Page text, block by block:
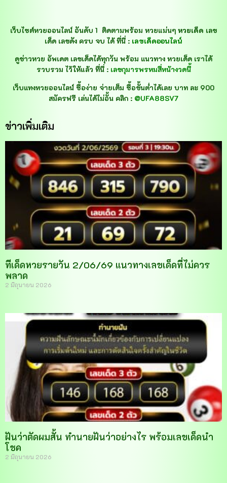
เว็บไซต์หวยออนไลน์ อันดับ 1 ติดตามพร้อม หวยแม่นๆ หวยเด็ด เลข
เด็ด เลขดัง ครบ จบ ได้ ที่นี่ : เลขเด็ดออนไลน์
ดูข่าวหวย อัพเดต เลขเด็ดได้ทุกวัน พร้อม แนวทาง หวยเด็ด เราได้
รวบรวม ไว้ให้แล้ว ที่นี่ : เลขกุมารพรหมสี่หน้างวดนี้
เว็บแทงหวยออนไลน์ ซื้อง่าย จ่ายเต็ม ซื้อขั้นต่ำได้เลย บาท ละ 900
สมัครฟรี เล่นได้ไม่อั้น คลิก : @UFA88SV7
ข่าวเพิ่มเติม
ทีเด็ดหวยรายวัน 2/06/69 แนวทางเลขเด็ดที่ไม่ควร
พลาด
2 มิถุนายน 2026
ฝันว่าตัดผมสั้น ทำนายฝันว่าอย่างไร พร้อมเลขเด็ดนำ
โชค
2 มิถุนายน 2026